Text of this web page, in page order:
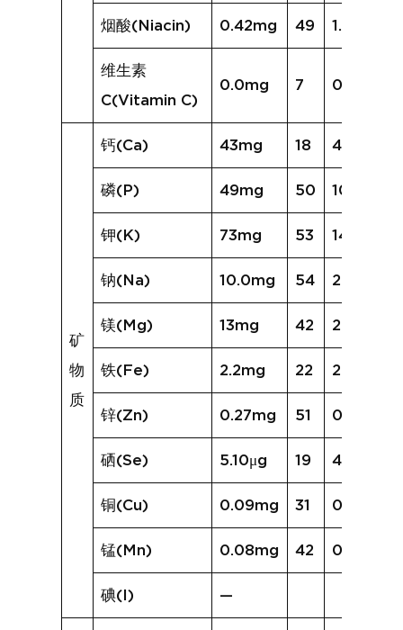
烟酸(Niacin) 0.42mg 49 1.52mg
维生素
C(Vitamin C)
0.0mg 7 0.7mg
矿
物
质
钙(Ca) 43mg 18 46mg
磷(P) 49mg 50 101mg
钾(K) 73mg 53 143mg
钠(Na) 10.0mg 54 280.9mg
镁(Mg) 13mg 42 25mg
铁(Fe) 2.2mg 22 2.2mg
锌(Zn) 0.27mg 51 0.62mg
硒(Se) 5.10μg 19 4.23μg
铜(Cu) 0.09mg 31 0.12mg
锰(Mn) 0.08mg 42 0.40mg
碘(I) —